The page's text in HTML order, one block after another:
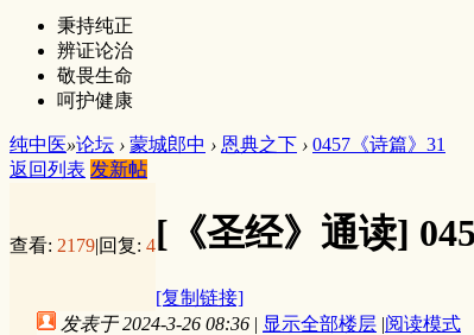
秉持纯正
辨证论治
敬畏生命
呵护健康
纯中医»论坛 › 蒙城郎中 › 恩典之下 › 0457《诗篇》31
返回列表 发新帖
查看: 2179|回复: 4[《圣经》通读]
[复制链接]
发表于 2024-3-26 08:36 | 显示全部楼层 |阅读模式